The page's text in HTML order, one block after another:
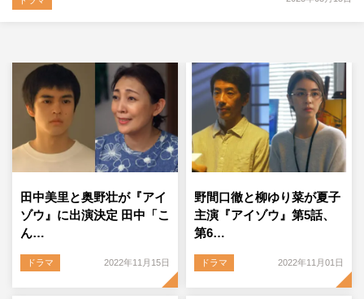
田中美里と奥野壮が『アイ
ゾウ』に出演決定 田中「こ
ん…
ドラマ 2022年11月15日
野間口徹と柳ゆり菜が夏子
主演『アイゾウ』第5話、
第6…
ドラマ 2022年11月01日